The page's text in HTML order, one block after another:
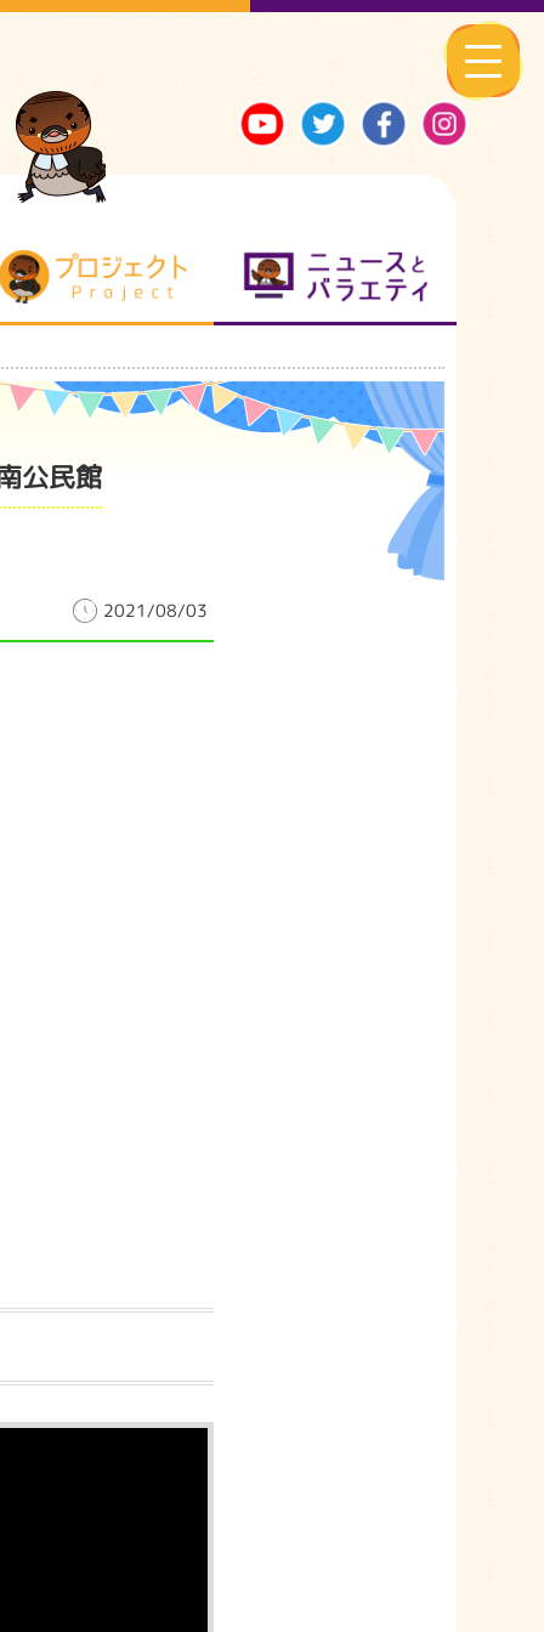
地元ネタ プロジェクト
公民館
2021/08/03